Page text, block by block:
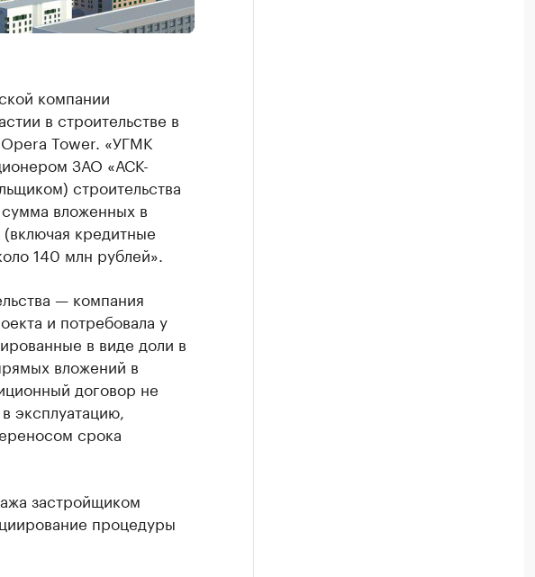
компании
в строительстве в
Tower. «УГМК
ЗАО «АСК-
строительства
вложенных в
кредитные
140 млн рублей».
— компания
и потребовала у
в виде доли в
вложений в
договор не
эксплуатацию,
срока
застройщиком
процедуры